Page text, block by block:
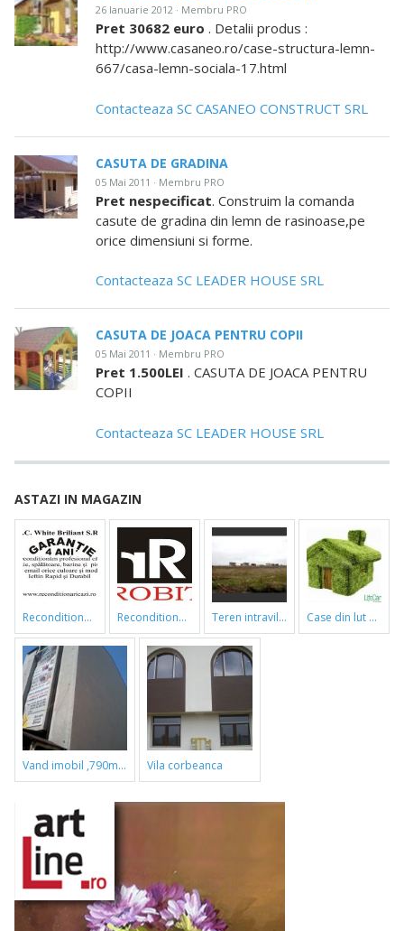
26 Ianuarie 2012 · Membru PRO
Pret 30682 euro . Detalii produs :
http://www.casaneo.ro/case-structura-lemn-
667/casa-lemn-sociala-17.html
Contacteaza SC CASANEO CONSTRUCT SRL
CASUTA DE GRADINA
05 Mai 2011 · Membru PRO
Pret nespecificat. Construim la comanda
casute de gradina din lemn de rasinoase,pe
orice dimensiuni si forme.
Contacteaza SC LEADER HOUSE SRL
CASUTA DE JOACA PENTRU COPII
05 Mai 2011 · Membru PRO
Pret 1.500LEI . CASUTA DE JOACA PENTRU
COPII
Contacteaza SC LEADER HOUSE SRL
ASTAZI IN MAGAZIN
reconditionari cazi de baie reconditionari cazi de baie teren intravilan case din lut si paie
vand imobil ,790m,piata gorjului,pret negociabil vila corbeanca